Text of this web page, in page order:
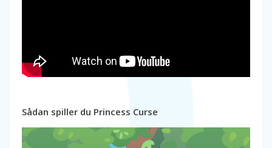
Sådan spiller du Princess Curse